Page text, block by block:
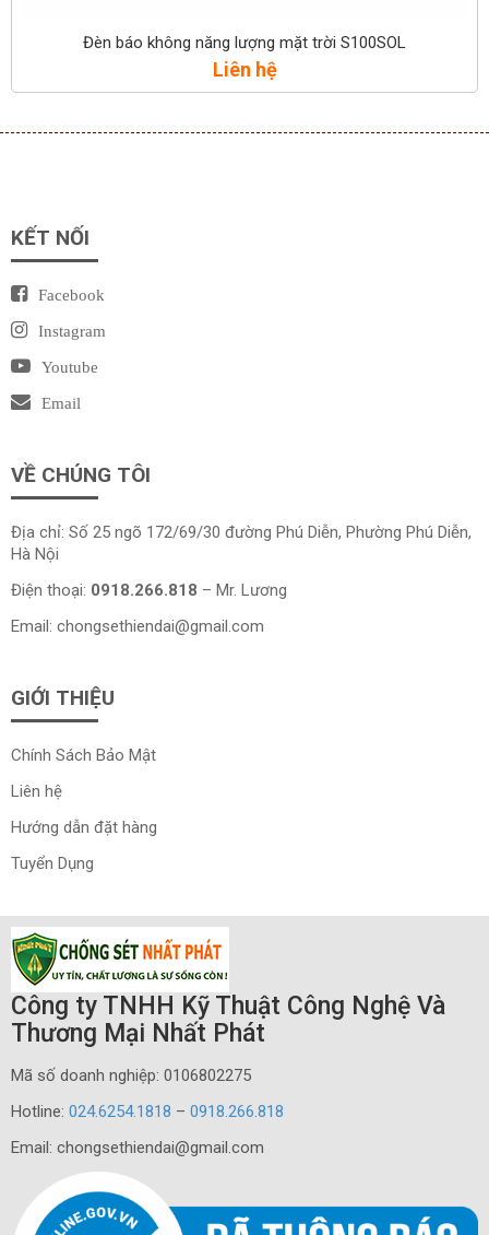
Đèn báo không năng lượng mặt trời S100SOL
Liên hệ
KẾT NỐI
Facebook
Instagram
Youtube
Email
VỀ CHÚNG TÔI
Địa chỉ: Số 25 ngõ 172/69/30 đường Phú Diễn, Phường Phú Diễn,
Hà Nội
Điện thoại: 0918.266.818 – Mr. Lương
Email: chongsethiendai@gmail.com
GIỚI THIỆU
Chính Sách Bảo Mật
Liên hệ
Hướng dẫn đặt hàng
Tuyển Dụng
Công ty TNHH Kỹ Thuật Công Nghệ Và
Thương Mại Nhất Phát
Mã số doanh nghiệp: 0106802275
Hotline: 024.6254.1818 – 0918.266.818
Email: chongsethiendai@gmail.com